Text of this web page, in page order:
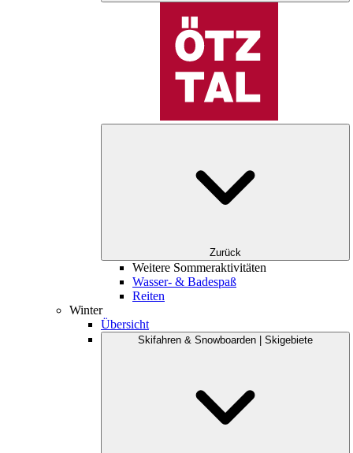
Zurück
Weitere Sommeraktivitäten
Wasser- & Badespaß
Reiten
Winter
Übersicht
Skifahren & Snowboarden | Skigebiete